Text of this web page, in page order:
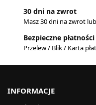
30 dni na zwrot
Masz 30 dni na zwrot
Bezpieczne płatności
Przelew / Blik / Karta
INFORMACJE